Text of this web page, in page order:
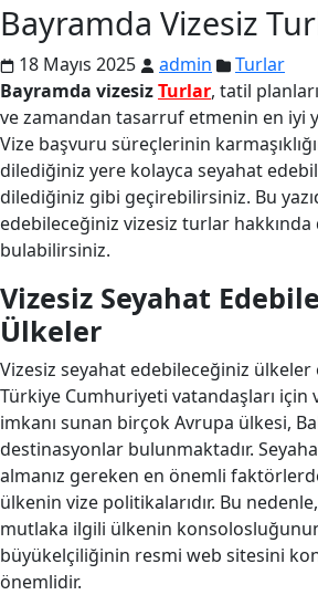
Bayramda Vizesiz
18 Mayıs 2025 admin
Turlar
Bayramda vizesizTurlar, tatil
ve zamandan tasarruf etmenin en iyi
Vize başvuru süreçlerinin
dilediğiniz yere kolayca seyahat
dilediğiniz gibi geçirebilirsiniz. Bu
edebileceğiniz vizesiz turlar hakkında
bulabilirsiniz.
Vizesiz Seyahat
Ülkeler
Vizesiz seyahat edebileceğiniz
Türkiye Cumhuriyeti vatandaşları için
imkanı sunan birçok Avrupa ülkesi,
destinasyonlar bulunmaktadır.
almanız gereken en önemli
ülkenin vize politikalarıdır. Bu
mutlaka ilgili ülkenin
büyükelçiliğinin resmi web sitesini
önemlidir.